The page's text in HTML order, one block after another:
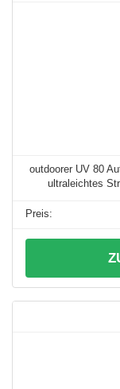
outdoorer UV 80
ultraleichtes